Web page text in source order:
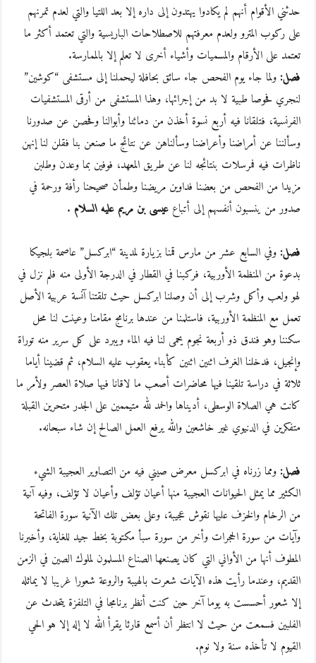
حدثني الأقوام أنهم لم يكادوا يهتدون إلى داره إلا بعد اللتيا والتي لعدم تمرنهم
على ركوب المترو ولعدم معرفتهم للاصطلاحات الباريسية والتي تعتمد أكثر ما
تعتمد على الأرقام والمسميات وأشياء أخرى لا تعلم إلا بالممارسة.
فصل:ولما جاء يوم الفحص جاء سائق بحافلة ليحملنا إلى مستشفى “كوشين”
لنجري فحوصا طبية لا بد من إجرائها، وهذا المستشفى من أرقى المستشفيات
الفرنسية، فتلقانا فيه أربع نسوة أخذن من دمائنا وأبوالنا وفحصن عن صدورنا
وسألننا عن أمراضنا وأعراضنا وسألناهن عن نتائج ما صنعن بنا فقلن لنا إنهن
ناظرات فيه فمرسلات بنتائجه لنا عن طريق المعهد، فوفين بما وعدن وطلبن
مزيدا من الفحص من بعضنا فداوين مريضنا وطمأن صحيحنا رأفة ورحمة في
صدور من ينسبون أنفسهم إلى أتباععيسى بن مريم عليه السلام .
فصل:وفي السابع عشر من مارس قمنا بزيارة لمدينة “ابركسل” عاصمة بلجيكا
بدعوة من المنظمة الأوربية، فركبنا في القطار في الدرجة الأولى منه فلم نزل في
لهو ولعب وأكل وشرب إلى أن وصلنا ابركسل حيث تلقتنا آنسة عربية الأصل
تعمل مع المنظمة الأوربية، فاستلمنا من عندها برنامج مقامنا وعينت لنا محل
سكننا وهو فندق ذو أربعة نجوم يحمى لنا فيه الماء ويبرد على كل سرير منه توراة
وإنجيل، فدخلنا الغرف اثنين اثنين كأبناء يعقوب عليه السلام، ثم قضينا أياما
ثلاثة في دراسة تلقينا فيها محاضرات أصعب ما لاقانا فيها صلاة العصر ولأمر ما
كانت هي الصلاة الوسطى، أديناها والحمد لله متيممين على الجدر متحرين القبلة
متفكرين في الدنيوي غير خاشعين والله يرفع العمل الصالح إن شاء سبحانه.
فصل:ومما زرناه في ابركسل معرض صيني فيه من التصاوير العجيبة الشيء
الكثير مما يمثل الحيوانات العجيبة منها أعيان تؤلف وأعيان لا تؤلف، وفيه آنية
من الرخام والخزف عليها نقوش عجيبة، وعلى بعض تلك الآنية سورة الفاتحة
وآيات من سورة الحجرات وأخر من سورة سبأ مكتوبة بخط جيد للغاية، وأخبرنا
المطوف أنها من الأواني التي كان يصنعها الصناع المسلمون لملوك الصين في الزمن
القديم، وعندما رأيت هذه الآيات شعرت بالهيبة والروعة شعورا غريبا لا يماثله
إلا شعور أحسست به يوما آخر حين كنت أنظر برنامجا في التلفزة يتحدث عن
الفلبين فسمعت من حيث لا انتظر أن أسمع قارئا يقرأ الله لا إله إلا هو الحي
القيوم لا تأخذه سنة ولا نوم.